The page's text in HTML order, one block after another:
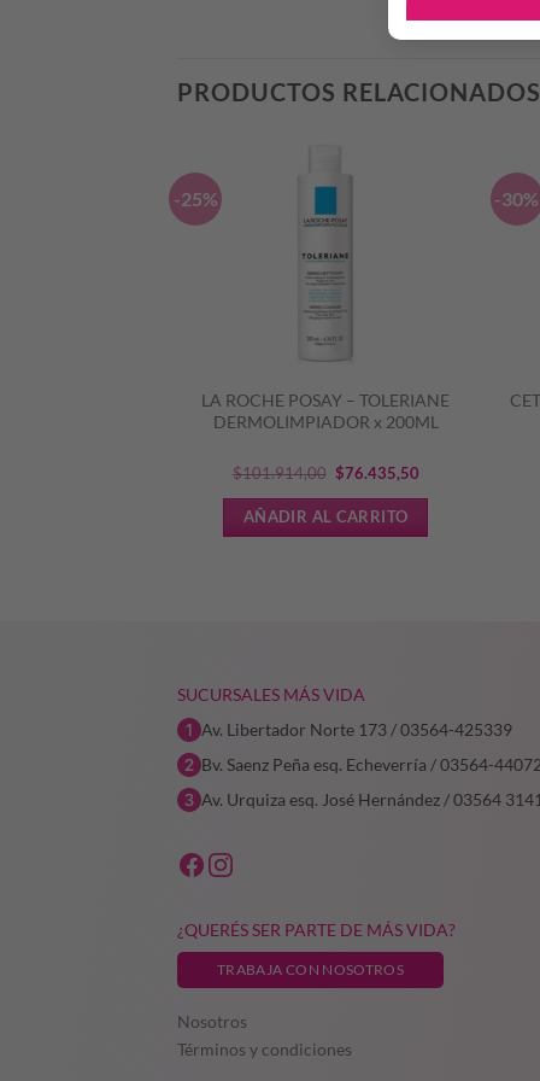
PRODUCTOS RELACIONADOS
-25%
LA ROCHE POSAY – TOLERIANE
DERMOLIMPIADOR x 200ML
$101.914,00 El
precio
original
$76.435,50El
precio
actual
AÑADIR AL CARRITO
-30%
SUCURSALES MÁS VIDA
Av. Libertador Norte 173 / 03564-425339
Bv. Saenz Peña esq. Echeverría / 03564-
Av. Urquiza esq. José Hernández / 03564
¿QUERÉS SER PARTE DE MÁS VIDA?
TRABAJA CON NOSOTROS
Nosotros
Términos y condiciones